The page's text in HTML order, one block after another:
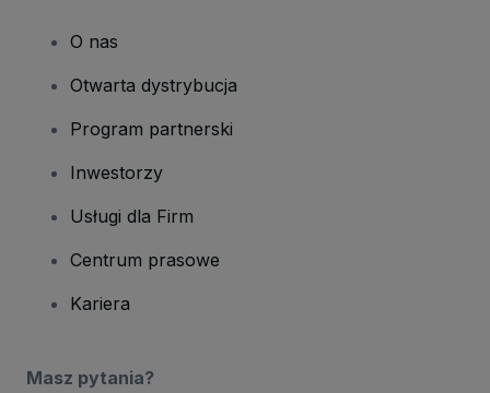
O nas
Otwarta dystrybucja
Program partnerski
Inwestorzy
Usługi dla Firm
Centrum prasowe
Kariera
Masz pytania?